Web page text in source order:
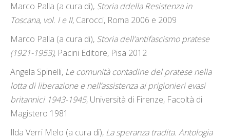
Marco Palla (a cura di), Storia ddella Resistenza in
Toscana, vol. I e II, Carocci, Roma 2006 e 2009
Marco Palla (a cura di), Storia dell’antifascismo pratese
(1921-1953), Pacini Editore, Pisa 2012
Angela Spinelli, Le comunità contadine del pratese nella
lotta di liberazione e nell’assistenza ai prigionieri evasi
britannici 1943-1945, Università di Firenze, Facoltà di
Magistero 1981
Ilda Verri Melo (a cura di), La speranza tradita. Antologia